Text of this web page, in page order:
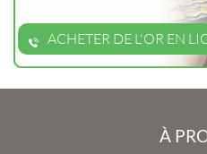
ACHETER DE L'OR EN
À